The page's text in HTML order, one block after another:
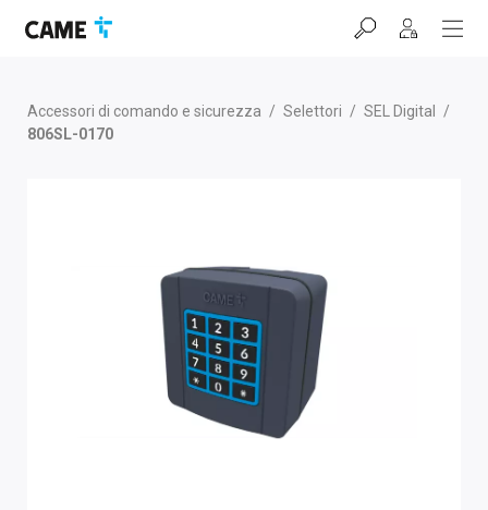
navigazione
Accessori di comando e sicurezza / Selettori / SEL Digital
/
806SL-0170